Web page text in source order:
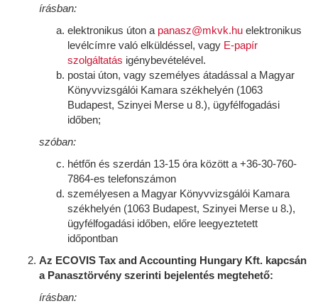
írásban:
elektronikus úton a panasz@mkvk.hu elektronikus
levélcímre való elküldéssel, vagy E-papír
szolgáltatás igénybevételével.
postai úton, vagy személyes átadással a Magyar
Könyvvizsgálói Kamara székhelyén (1063
Budapest, Szinyei Merse u 8.), ügyfélfogadási
időben;
szóban:
hétfőn és szerdán 13-15 óra között a +36-30-760-
7864-es telefonszámon
személyesen a Magyar Könyvvizsgálói Kamara
székhelyén (1063 Budapest, Szinyei Merse u 8.),
ügyfélfogadási időben, előre leegyeztetett
időpontban
Az ECOVIS Tax and Accounting Hungary Kft​. kapcsán
a Panasztörvény szerinti bejelentés megtehető:
írásban: